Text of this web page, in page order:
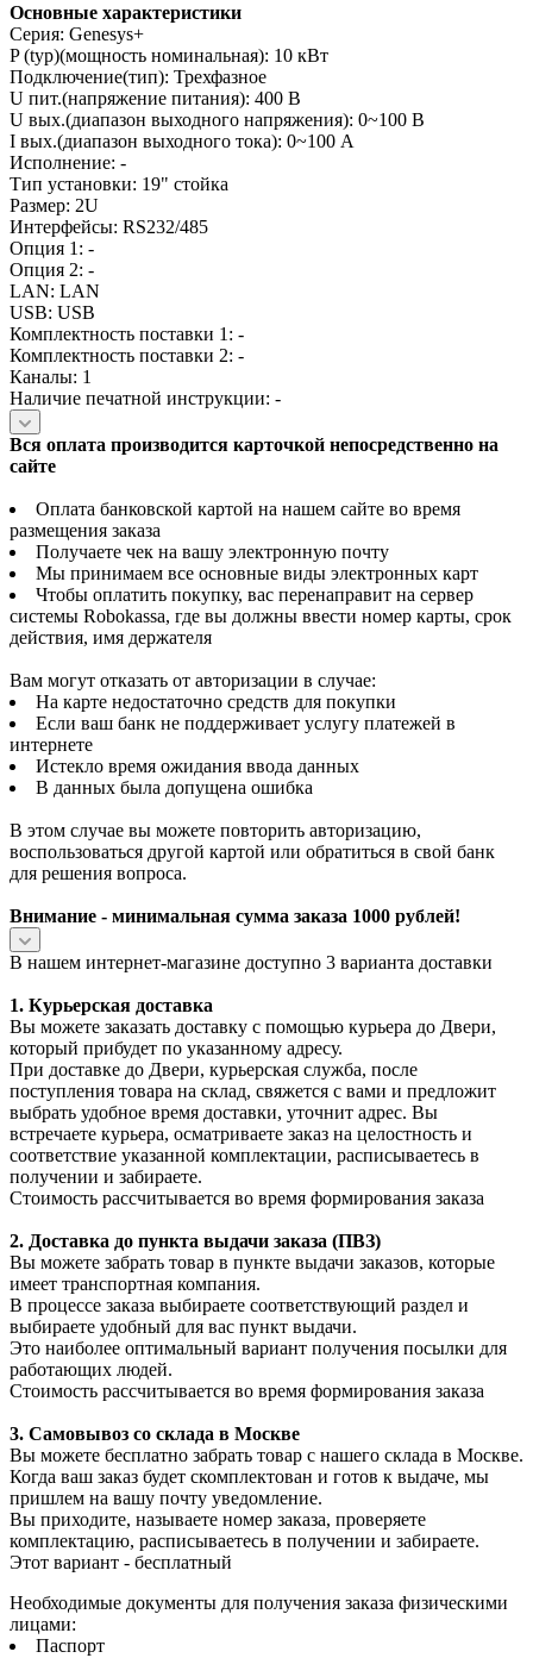
Основные характеристики
Серия: Genesys+
P (typ)(мощность номинальная): 10 кВт
Подключение(тип): Трехфазное
U пит.(напряжение питания): 400 В
U вых.(диапазон выходного напряжения): 0~100 В
I вых.(диапазон выходного тока): 0~100 А
Исполнение: -
Тип установки: 19" стойка
Размер: 2U
Интерфейсы: RS232/485
Опция 1: -
Опция 2: -
LAN: LAN
USB: USB
Комплектность поставки 1: -
Комплектность поставки 2: -
Каналы: 1
Наличие печатной инструкции: -
Вся оплата производится карточкой непосредственно на
сайте
Оплата банковской картой на нашем сайте во время
размещения заказа
Получаете чек на вашу электронную почту
Мы принимаем все основные виды электронных карт
Чтобы оплатить покупку, вас перенаправит на сервер
системы Robokassa, где вы должны ввести номер карты, срок
действия, имя держателя
Вам могут отказать от авторизации в случае:
На карте недостаточно средств для покупки
Если ваш банк не поддерживает услугу платежей в
интернете
Истекло время ожидания ввода данных
В данных была допущена ошибка
В этом случае вы можете повторить авторизацию,
воспользоваться другой картой или обратиться в свой банк
для решения вопроса.
Внимание - минимальная сумма заказа 1000 рублей!
В нашем интернет-магазине доступно 3 варианта доставки
1. Курьерская доставка
Вы можете заказать доставку с помощью курьера до Двери,
который прибудет по указанному адресу.
При доставке до Двери, курьерская служба, после
поступления товара на склад, свяжется с вами и предложит
выбрать удобное время доставки, уточнит адрес. Вы
встречаете курьера, осматриваете заказ на целостность и
соответствие указанной комплектации, расписываетесь в
получении и забираете.
Стоимость рассчитывается во время формирования заказа
2. Доставка до пункта выдачи заказа (ПВЗ)
Вы можете забрать товар в пункте выдачи заказов, которые
имеет транспортная компания.
В процессе заказа выбираете соответствующий раздел и
выбираете удобный для вас пункт выдачи.
Это наиболее оптимальный вариант получения посылки для
работающих людей.
Стоимость рассчитывается во время формирования заказа
3. Самовывоз со склада в Москве
Вы можете бесплатно забрать товар с нашего склада в Москве.
Когда ваш заказ будет скомплектован и готов к выдаче, мы
пришлем на вашу почту уведомление.
Вы приходите, называете номер заказа, проверяете
комплектацию, расписываетесь в получении и забираете.
Этот вариант - бесплатный
Необходимые документы для получения заказа физическими
лицами:
Паспорт